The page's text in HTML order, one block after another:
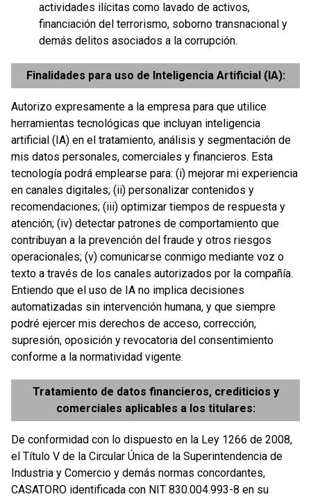
actividades ilícitas como lavado de activos,
financiación del terrorismo, soborno transnacional y
demás delitos asociados a la corrupción.
Finalidades para uso de Inteligencia Artificial (IA):
Autorizo expresamente a la empresa para que utilice
herramientas tecnológicas que incluyan inteligencia
artificial (IA) en el tratamiento, análisis y segmentación de
mis datos personales, comerciales y financieros. Esta
tecnología podrá emplearse para: (i) mejorar mi experiencia
en canales digitales; (ii) personalizar contenidos y
recomendaciones; (iii) optimizar tiempos de respuesta y
atención; (iv) detectar patrones de comportamiento que
contribuyan a la prevención del fraude y otros riesgos
operacionales; (v) comunicarse conmigo mediante voz o
texto a través de los canales autorizados por la compañía.
Entiendo que el uso de IA no implica decisiones
automatizadas sin intervención humana, y que siempre
podré ejercer mis derechos de acceso, corrección,
supresión, oposición y revocatoria del consentimiento
conforme a la normatividad vigente.
Tratamiento de datos financieros, crediticios y
comerciales aplicables a los titulares:
De conformidad con lo dispuesto en la Ley 1266 de 2008,
el Título V de la Circular Única de la Superintendencia de
Industria y Comercio y demás normas concordantes,
CASATORO identificada con NIT 830.004.993-8 en su